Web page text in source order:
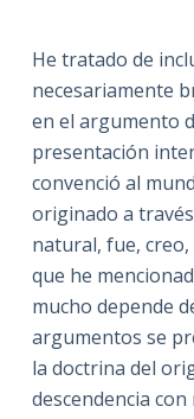
He tratado de
necesariamente
en el argumento
presentación
convenció al
originado a
natural, fue,
que he
mucho depende
argumentos se
la doctrina del
descendencia